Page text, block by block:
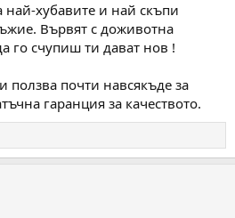
най-хубавите и най скъпи
Вървят с доживотна
го счупиш ти дават нов !
ползва почти навсякъде за
гаранция за качеството.